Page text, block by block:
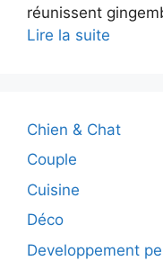
réunissent
Lire la suite
Chien & Chat
Couple
Cuisine
Déco
Developpement